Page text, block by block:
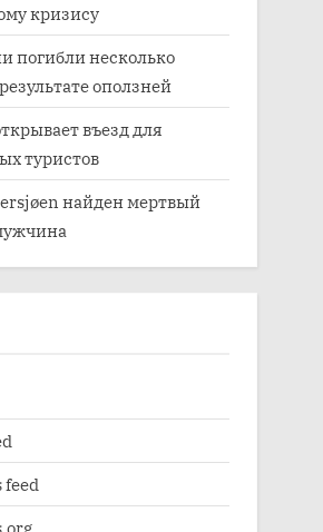
кризису
погибли несколько
оползней
въезд для
туристов
найден мертвый
feed